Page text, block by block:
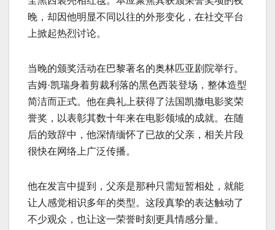
晚，却因他明显不同以往的外形变化，在社交平台
上掀起热烈讨论。
当晚的颁奖活动在巴黎著名的奥林匹亚剧院举行。
吉姆·凯瑞身着剪裁利落的黑色西装登场，整体造型
简洁而正式。他在典礼上获得了法国凯撒电影奖荣
誉奖，以表彰其数十年来在电影领域的成就。在随
后的致辞中，他深情缅怀了已故的父亲，相关片段
很快在网络上广泛传播。
他在发言中提到，父亲是那种只需短暂相处，就能
让人感觉相识多年的类型。这段真挚的表达触动了
不少观众，也让这一荣誉时刻更具情感分量。